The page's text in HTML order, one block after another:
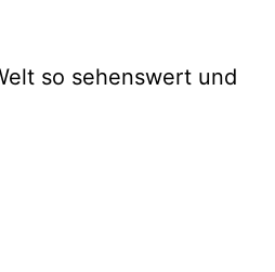
so sehenswert und